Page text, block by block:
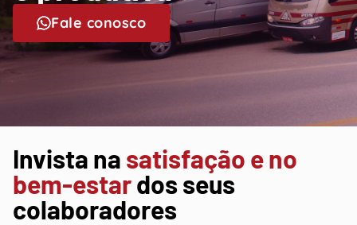
Fale conosco
Invista na satisfação e no
bem-estardos seus
colaboradores